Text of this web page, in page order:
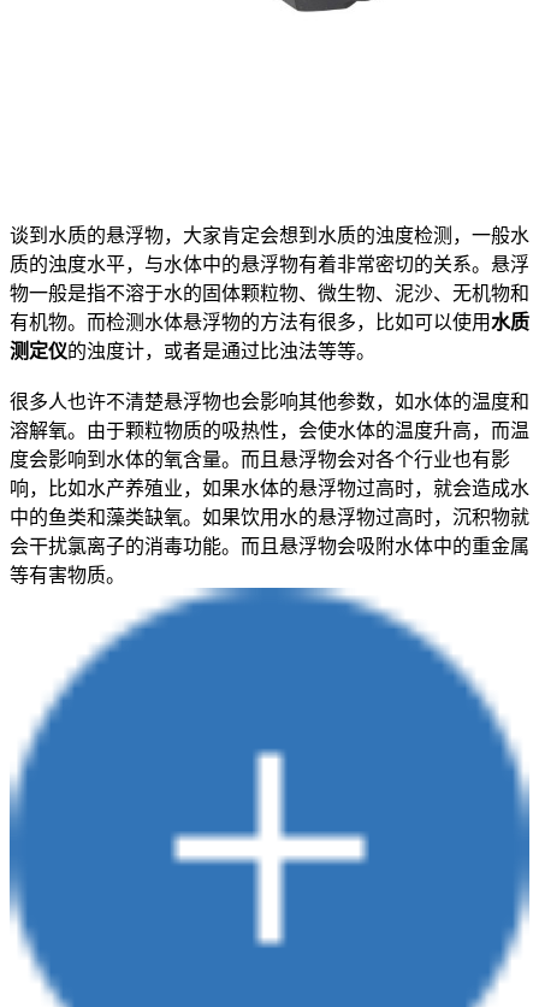
谈到水质的悬浮物，大家肯定会想到水质的浊度检测，一般水
质的浊度水平，与水体中的悬浮物有着非常密切的关系。悬浮
物一般是指不溶于水的固体颗粒物、微生物、泥沙、无机物和
有机物。而检测水体悬浮物的方法有很多，比如可以使用水质
测定仪的浊度计，或者是通过比浊法等等。
很多人也许不清楚悬浮物也会影响其他参数，如水体的温度和
溶解氧。由于颗粒物质的吸热性，会使水体的温度升高，而温
度会影响到水体的氧含量。而且悬浮物会对各个行业也有影
响，比如水产养殖业，如果水体的悬浮物过高时，就会造成水
中的鱼类和藻类缺氧。如果饮用水的悬浮物过高时，沉积物就
会干扰氯离子的消毒功能。而且悬浮物会吸附水体中的重金属
等有害物质。